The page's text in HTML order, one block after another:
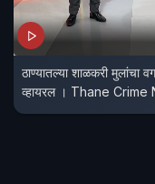
ठाण्यातल्या शाळकरी मुलांचा
व्हायरल । Thane Crime